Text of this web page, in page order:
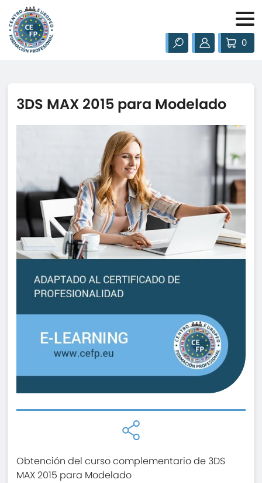
0
3DS MAX 2015 para Modelado
Obtención del curso complementario de 3DS
MAX 2015 para Modelado